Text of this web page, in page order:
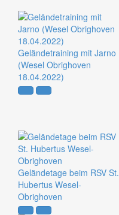
Geländetraining mit Jarno
(Wesel Obrighoven
18.04.2022)
Geländetage beim RSV St.
Hubertus Wesel-
Obrighoven